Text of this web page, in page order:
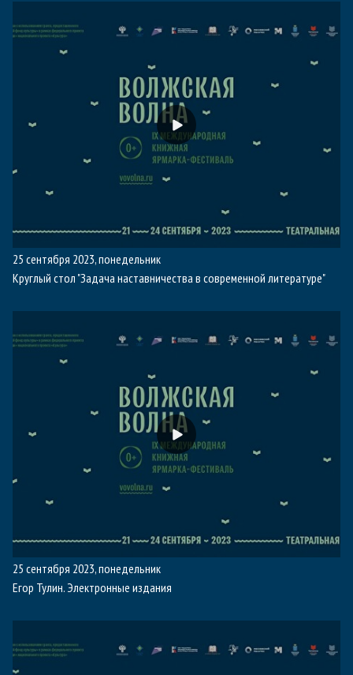
25 сентября 2023, понедельник
Круглый стол "Задача наставничества в современной литературе"
25 сентября 2023, понедельник
Егор Тулин. Электронные издания